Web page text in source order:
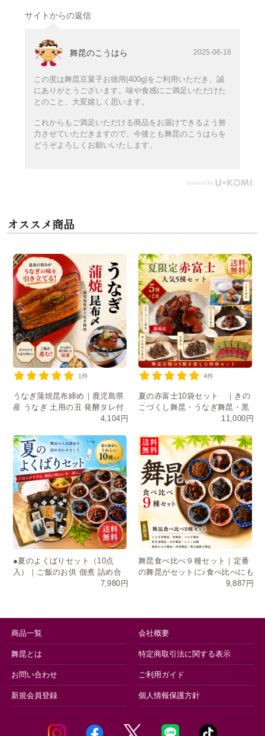
サイトからの返信
舞昆のこうはら 2025-06-16
この度は舞昆豆菓子お徳用(400g)をご利用いただき、誠
にありがとうございます。味や食感にご満足いただけた
とのこと、大変嬉しく思います。
これからもご満足いただける商品をお届けできるよう努
力させていただきますので、今後とも舞昆のこうはらを
どうぞよろしくお願いいたします。
オススメ商品
うなぎ蒲焼昆布締め｜鹿児島県
産 うなぎ 土用の丑 発酵タレ付
4,104円
1件
夏の赤富士10袋セット ｜きの
こづくし舞昆・うなぎ舞昆・黒
舞昆・たもぎ茸・明太風帆立舞
11,000円
4件
●夏のよくばりセット（10点
入）｜ご飯のお供 佃煮 詰め合
わせ お中元 ギフト 送料無料
7,980円
舞昆食べ比べ９種セット｜定番
の舞昆がセットに♪食べ比べにも
9,887円
商品一覧
舞昆とは
会社概要
特定商取引法に関する表示
お問い合わせ
新規会員登録
ご利用ガイド
個人情報保護方針